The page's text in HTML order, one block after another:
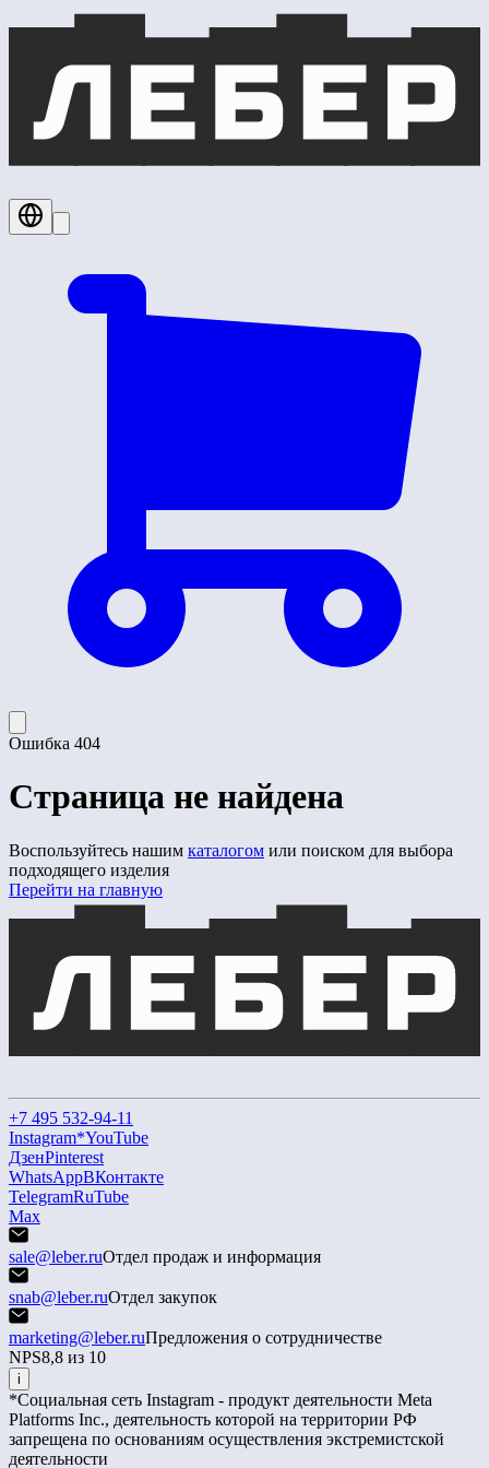
Ошибка 404
Страница не найдена
Воспользуйтесь нашим каталогом или поиском для выбора
подходящего изделия
Перейти на главную
+7 495 532-94-11
Instagram*YouTube
ДзенPinterest
WhatsAppВКонтакте
TelegramRuTube
Max
sale@leber.ruОтдел продаж и информация
snab@leber.ruОтдел закупок
marketing@leber.ruПредложения о сотрудничестве
NPS8,8 из 10
i
*Социальная сеть Instagram - продукт деятельности Meta
Platforms Inc., деятельность которой на территории РФ
запрещена по основаниям осуществления экстремистской
деятельности